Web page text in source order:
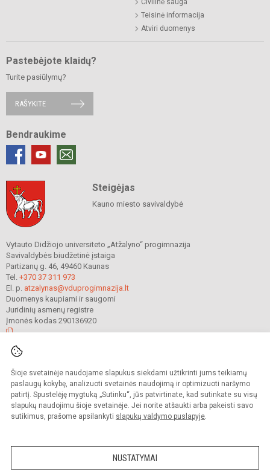
Šioje svetainėje naudojame slapukus siekdami užtikrinti jums teikiamų
paslaugų kokybę, analizuoti svetainės naudojimą ir optimizuoti naršymo
patirtį. Spustelėję mygtuką „Sutinku“, jūs patvirtinate, kad sutinkate su visų
slapukų naudojimu šioje svetainėje. Jei norite atšaukti arba pakeisti savo
sutikimus, prašome apsilankyti slapukų valdymo puslapyje.
NUSTATYMAI
Civilinė sauga
Teisinė informacija
Atviri duomenys
Pastebėjote klaidų?
Turite pasiūlymų?
RAŠYKITE
Bendraukime
Steigėjas
Kauno miesto savivaldybė
Vytauto Didžiojo universiteto „Atžalyno“ progimnazija
Savivaldybės biudžetinė įstaiga
Partizanų g. 46, 49460 Kaunas
Tel. +370 37 311 973
El. p. atzalynas@vduprogimnazija.lt
Duomenys kaupiami ir saugomi
Juridinių asmenų registre
Įmonės kodas 290136920
saugomos.
Kopijuoti turinį be raštiško gimnazijos sutikimo griežtai draudžiama.
Prieinamumo paraiška Slapukų valdymas
Sumanus būdas atnaujinti